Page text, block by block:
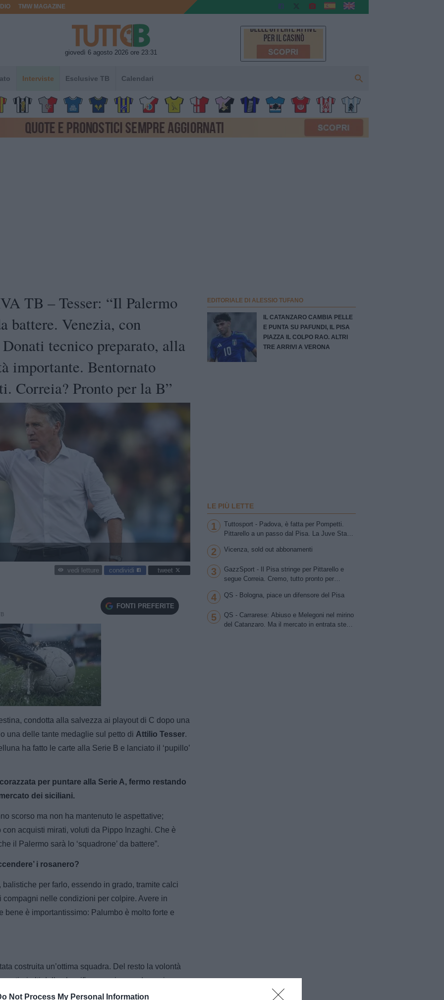
Not Process My Personal Information
TMW MAGAZINE
giovedì 6 agosto 2026 ore 23:31
Interviste Esclusive TB Calendari
TB – Tesser: “Il Palermo
battere. Venezia, con
tecnico preparato, alla
importante. Bentornato
Correia? Pronto per la B”
vedi letture condividi tweet
FONTI PREFERITE
100.00%
condotta alla salvezza ai playout di C dopo una
una delle tante medaglie sul petto di Attilio Tesser.
ha fatto le carte alla Serie B e lanciato il ‘pupillo’
per puntare alla Serie A, fermo restando
dei siciliani.
scorso ma non ha mantenuto le aspettative;
con acquisti mirati, voluti da Pippo Inzaghi. Che è
il Palermo sarà lo ‘squadrone’ da battere”.
i rosanero?
per farlo, essendo in grado, tramite calci
compagni nelle condizioni per colpire. Avere in
bene è importantissimo: Palumbo è molto forte e
costruita un’ottima squadra. Del resto la volontà
alti della classifica, raggiungendo quei
EDITORIALE DI ALESSIO TUFANO
IL CATANZARO CAMBIA PELLE
E PUNTA SU PAFUNDI, IL PISA
PIAZZA IL COLPO RAO. ALTRI
TRE ARRIVI A VERONA
LE PIÙ LETTE
1
Tuttosport - Padova, è fatta per Pompetti.
Pittarello a un passo dal Pisa. La Juve Stabia
per la trequarti uno tra Chipperfield e Girma.
idea Antonini
2 Vicenza, sold out abbonamenti
3
GazzSport - Il Pisa stringe per Pittarello e
segue Correia. Cremo, tutto pronto per
portiere Vindahl
4 QS - Bologna, piace un difensore del Pisa
5
QS - Carrarese: Abiuso e Melegoni nel mirino
del Catanzaro. Ma il mercato in entrata stenta